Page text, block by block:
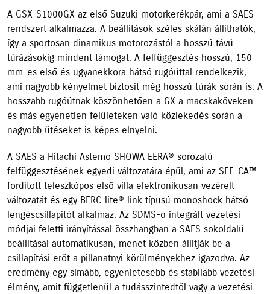
A GSX-S1000GX az első Suzuki motorkerékpár, ami a SAES
rendszert alkalmazza. A beállítások széles skálán állíthatók,
így a sportosan dinamikus motorozástól a hosszú távú
túrázásokig mindent támogat. A felfüggesztés hosszú, 150
mm-es első és ugyanekkora hátsó rugóúttal rendelkezik,
ami nagyobb kényelmet biztosít még hosszú túrák során is. A
hosszabb rugóútnak köszönhetően a GX a macskaköveken
és más egyenetlen felületeken való közlekedés során a
nagyobb ütéseket is képes elnyelni.
A SAES a Hitachi Astemo SHOWA EERA® sorozatú
felfüggesztésének egyedi változatára épül, ami az SFF-CA™
fordított teleszkópos első villa elektronikusan vezérelt
változatát és egy BFRC-lite® link típusú monoshock hátsó
lengéscsillapítót alkalmaz. Az SDMS-α integrált vezetési
módjai feletti irányítással összhangban a SAES sokoldalú
beállításai automatikusan, menet közben állítják be a
csillapítási erőt a pillanatnyi körülményekhez igazodva. Az
eredmény egy simább, egyenletesebb és stabilabb vezetési
élmény, amit függetlenül a tudásszintedtől vagy a vezetési